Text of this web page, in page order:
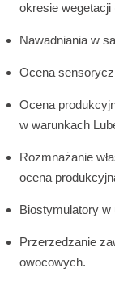
okresie wegetacji
Nawadniania w
Ocena
Ocena
w warunkach
Rozmnażanie
ocena
Biostymulatory
Przerzedzanie
owocowych.